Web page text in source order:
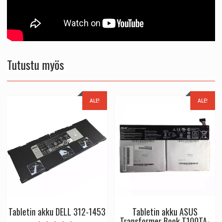
Tutustu myös
ALE!
Tabletin akku DELL 312-1453
ALE!
Tabletin akku ASUS